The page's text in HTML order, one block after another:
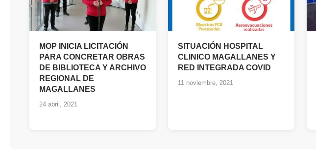
MOP INICIA LICITACIÓN
PARA CONCRETAR OBRAS
DE BIBLIOTECA Y ARCHIVO
REGIONAL DE
MAGALLANES
24 abril, 2021
SITUACIÓN HOSPITAL
CLINICO MAGALLANES Y
RED INTEGRADA COVID
11 noviembre, 2021